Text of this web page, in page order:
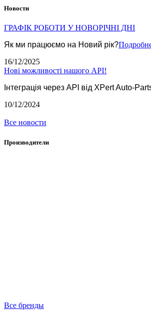
Новости
ГРАФІК РОБОТИ У НОВОРІЧНІ ДНІ
Як ми працюємо на Новий рік?
16/12/2025
Нові можливості нашого API!
Інтеграція через API від XPert Auto-
10/12/2024
Все новости
Производители
Все бренды